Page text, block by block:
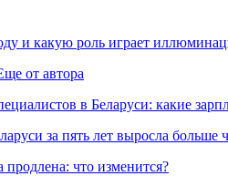
и какую роль играет
от автора
в Беларуси: какие
за пять лет выросла больше
что изменится?